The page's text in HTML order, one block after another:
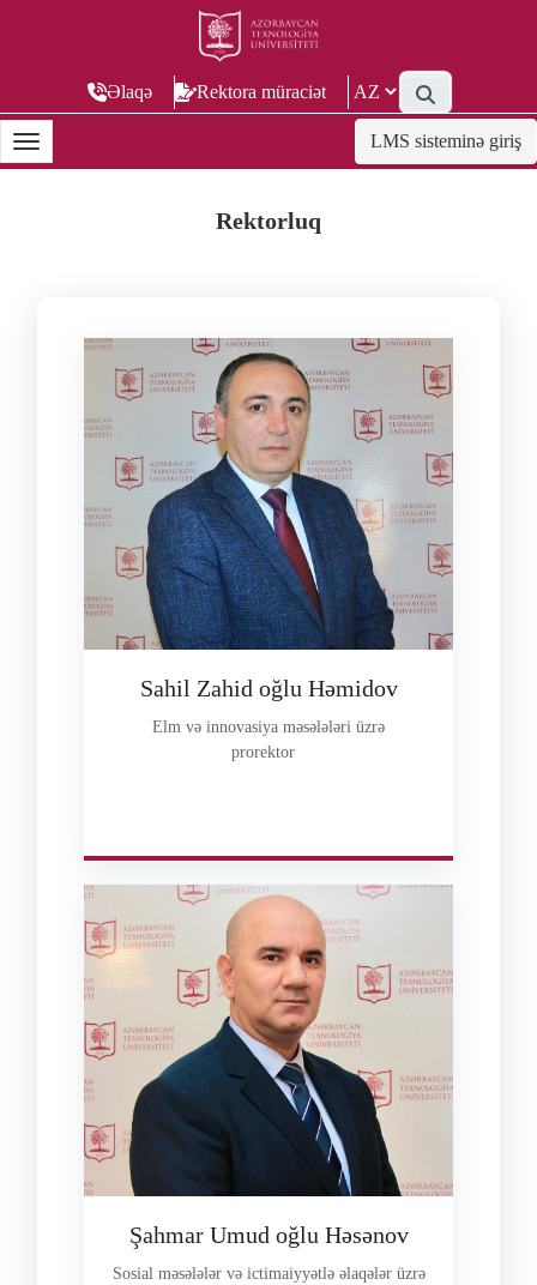
Əlaqə Rektora müraciət
LMS sisteminə giriş
Rektorluq
Sahil Zahid oğlu Həmidov
Elm və innovasiya məsələləri üzrə
prorektor--
Şahmar Umud oğlu Həsənov
Sosial məsələlər və ictimaiyyətlə əlaqələr üzrə